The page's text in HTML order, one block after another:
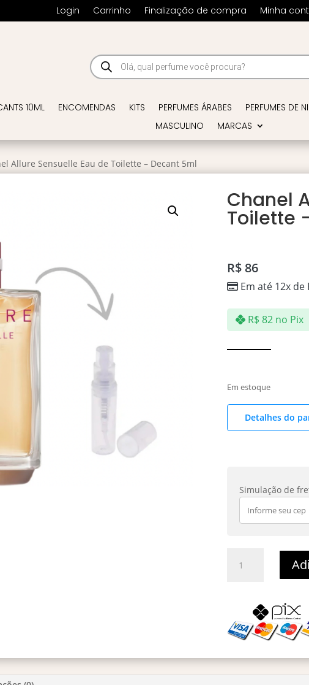
Login Carrinho Finalização de compra Minha
Pesquisar
produtos
10ML ENCOMENDAS KITS PERFUMES ÁRABES PERFUMES DE
MASCULINO
MARCAS
Allure Sensuelle Eau de Toilette – Decant 5ml
Chanel
Toilette
R$ 86
Em até 12x de
R$ 82 no Pix
Em estoque
Detalhes do
Simulação de
Allure
Toilette